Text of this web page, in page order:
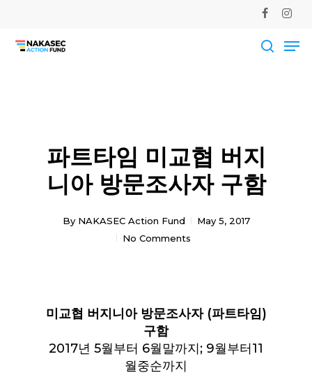
main
facebook
파트타임 미교협 버지
니아 방문조사자 구함
By NAKASEC Action Fund
May 5, 2017
No Comments
미교협 버지니아 방문조사자 (파트타임)
구함
2017년 5월부터 6월말까지; 9월부터11
월중순까지
Close